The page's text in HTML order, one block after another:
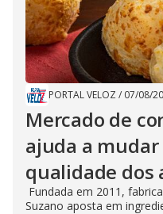
PORTAL VELOZ / 07/08/
Mercado de
ajuda a
qualidade
Fundada em 2011,
Suzano aposta em